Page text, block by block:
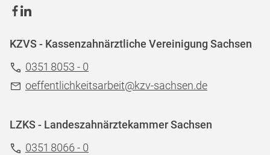
KZVS - Kassenzahnärztliche Vereinigung Sachsen
0351 8053 - 0
oeffentlichkeitsarbeit@kzv-sachsen.de
LZKS - Landeszahnärztekammer Sachsen
0351 8066 - 0